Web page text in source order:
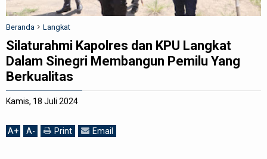
Beranda Langkat
Silaturahmi Kapolres dan KPU Langkat
Dalam Sinegri Membangun Pemilu Yang
Berkualitas
Kamis, 18 Juli 2024
A+ A- Print Email
REDAKSI